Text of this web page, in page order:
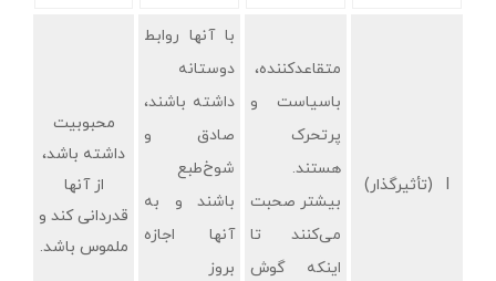
I (تأثیرگذار)
متقاعدکننده،
باسیاست و
پرتحرک
هستند.
بیشتر صحبت
می‌کنند تا
اینکه گوش
با آنها روابط
دوستانه
داشته باشند،
صادق و
شوخ‌طبع
باشند و به
آنها اجازه
بروز
محبوبیت
داشته باشد،
از آنها
قدردانی کند و
ملموس باشد.